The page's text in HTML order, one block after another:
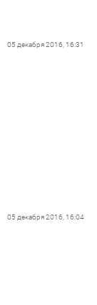
05 декабря 2016, 16:31
05 декабря 2016, 16:04